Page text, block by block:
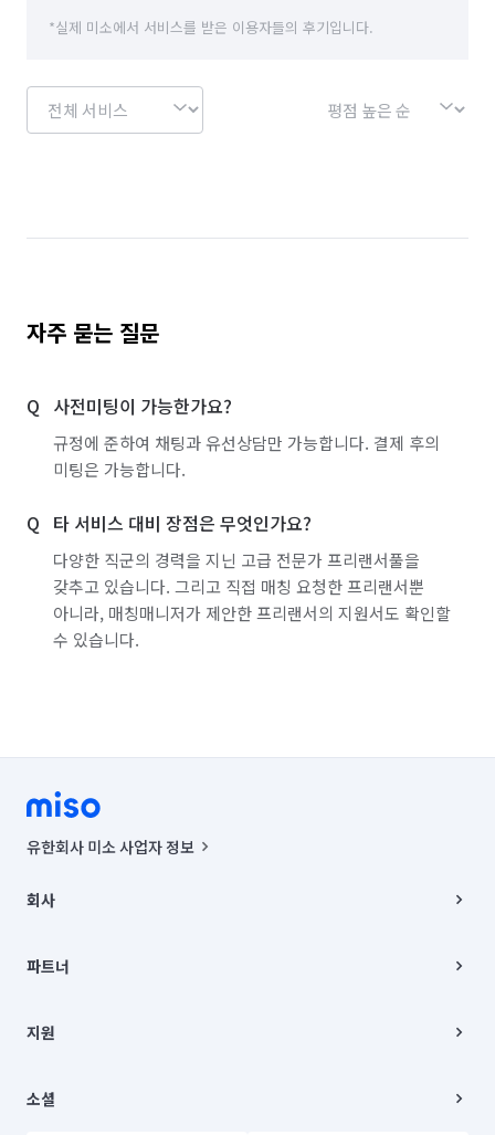
*실제 미소에서 서비스를 받은 이용자들의 후기입니다.
자주 묻는 질문
사전미팅이 가능한가요?
규정에 준하여 채팅과 유선상담만 가능합니다. 결제 후의
미팅은 가능합니다.
타 서비스 대비 장점은 무엇인가요?
다양한 직군의 경력을 지닌 고급 전문가 프리랜서풀을
갖추고 있습니다. 그리고 직접 매칭 요청한 프리랜서뿐
아니라, 매칭매니저가 제안한 프리랜서의 지원서도 확인할
수 있습니다.
유한회사 미소 사업자 정보
00019 |
주소 | 본사: 서울특별시 종로구 율곡로 6(중학동, 트윈트리빌딩) B동 5층
컨택센터 : 서울특별시 종로구 수송동 율곡로 24, 7층, 8층 미소
상품, 상품정보, 거래에 관한 의무와 책임은 거래당사자에게 있습니다.
언론 보도 관련 문의:
© 유한회사 미소. Miso, Inc. All Rights Reserved.
회사
채용
파트너
이사
지원
이용약관
소셜